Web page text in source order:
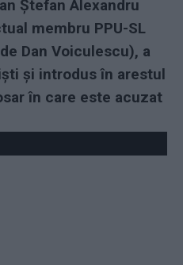
Ștefan Alexandru
membru PPU-SL
Dan Voiculescu), a
şi introdus în arestul
în care este acuzat